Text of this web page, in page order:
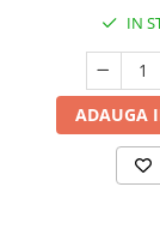
IN
ADAUGA